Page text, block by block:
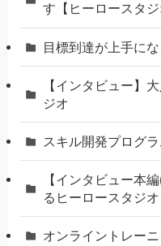
す【ヒーロースタジ
⽬標到達が上⼿に
【インタビュー】
ジオ
スキル開発プログラ
【インタビュー本
るヒーロースタジオ
オンライントレー